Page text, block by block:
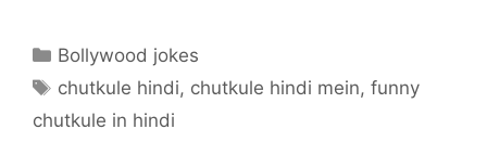
Categories
Bollywood jokes
Tags
chutkule hindi, chutkule hindi mein,funny
chutkule in hindi